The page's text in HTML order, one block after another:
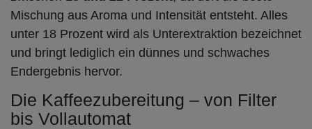
Mischung aus Aroma und Intensität entsteht. Alles
unter 18 Prozent wird als Unterextraktion bezeichnet
und bringt lediglich ein dünnes und schwaches
Endergebnis hervor.
Die Kaffeezubereitung – von Filter
bis Vollautomat